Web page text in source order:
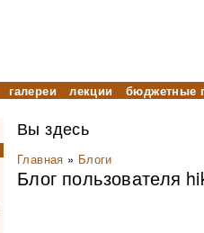
галереи лекции бюджетные
Вы здесь
Главная » Блоги
Блог пользователя